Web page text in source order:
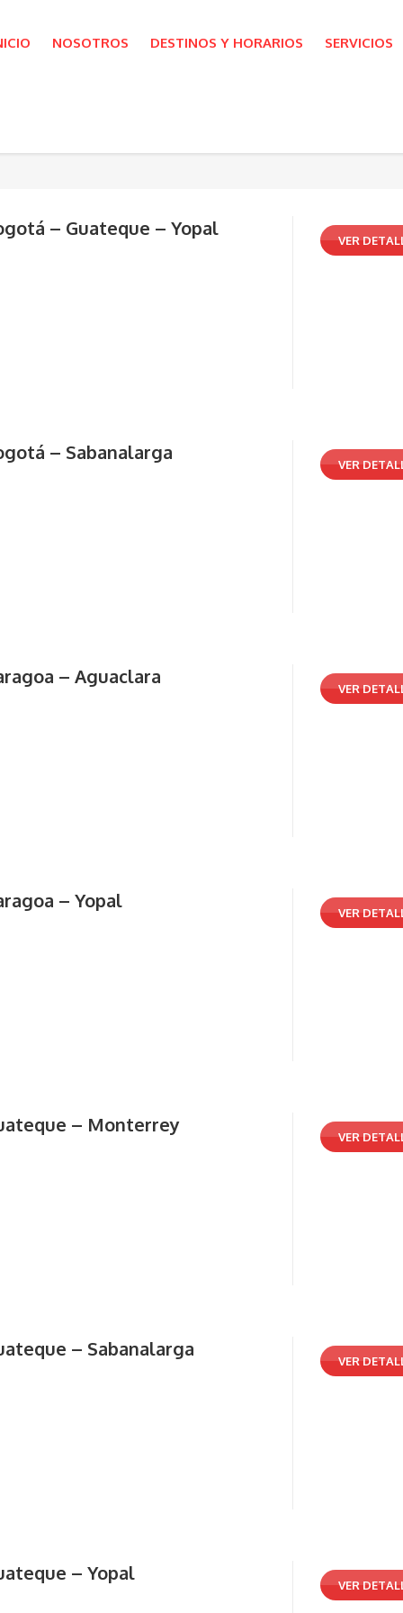
NOSOTROS DESTINOS Y HORARIOS SERVICIOS
– Guateque – Yopal
VER
– Sabanalarga
VER
– Aguaclara
VER
– Yopal
VER
– Monterrey
VER
– Sabanalarga
VER
– Yopal
VER